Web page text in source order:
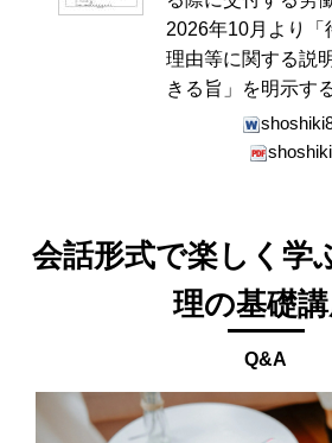
2026年10月より「
理由等に関する説
きる旨」を明示す
会話形式で楽しく学
理の基礎
Q&A